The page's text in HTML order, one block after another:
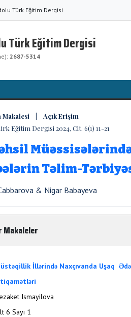
Türk Eğitim Dergisi
Türk Eğitim Dergisi
2687-5314
Makalesi | Açık Erişim
Eğitim Dergisi 2024, Clt. 6(1) 11-21
Təlim-
& Nigar Babayeva
Makaleler
İllərində Naxçıvanda Uşaq
Ismayilova
6 Sayı 1